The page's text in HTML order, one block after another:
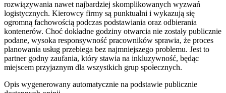
rozwiązywania nawet najbardziej skomplikowanych wyzwań
logistycznych. Kierowcy firmy są punktualni i wykazują się
ogromną fachowością podczas podstawiania oraz odbierania
kontenerów. Choć dokładne godziny otwarcia nie zostały publicznie
podane, wysoka responsywność pracowników sprawia, że proces
planowania usług przebiega bez najmniejszego problemu. Jest to
partner godny zaufania, który stawia na inkluzywność, będąc
miejscem przyjaznym dla wszystkich grup społecznych.
Opis wygenerowany automatycznie na podstawie publicznie